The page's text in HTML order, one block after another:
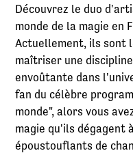
Découvrez le duo
monde de la magie en
Actuellement, ils sont
maîtriser une
envoûtante dans
fan du célèbre
monde", alors vous
magie qu'ils dégagent
époustouflants de